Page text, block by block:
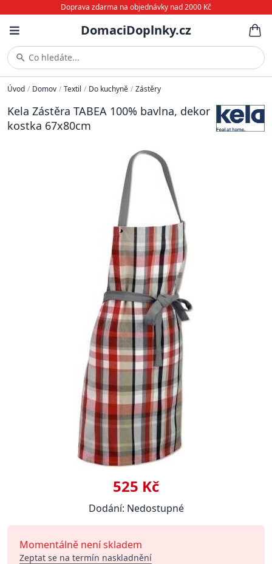
Doprava zdarma na objednávky nad 2000 Kč
DomaciDoplnky.cz
Co hledáte...
Úvod / Domov / Textil / Do kuchyně / Zástěry
Kela Zástěra TABEA 100% bavlna, dekor
kostka 67x80cm
525 Kč
Dodání: Nedostupné
Momentálně není skladem
Zeptat se na termín naskladnění